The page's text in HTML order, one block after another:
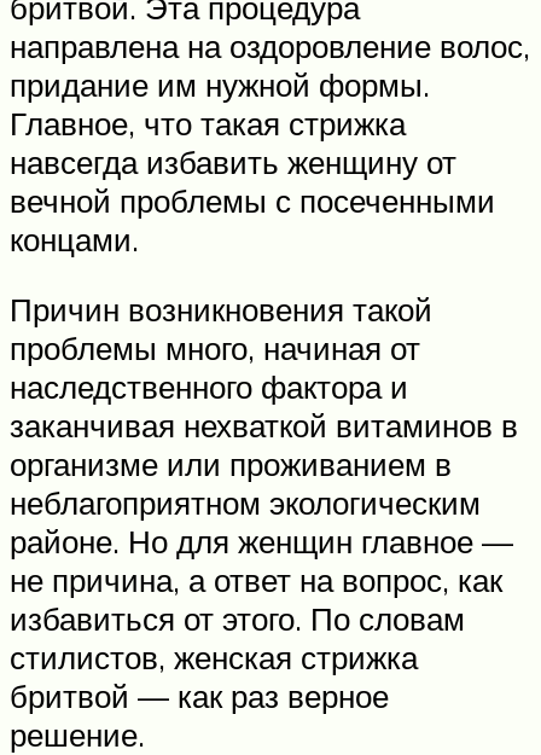
направлена на оздоровление волос,
придание им нужной формы.
Главное, что такая стрижка
навсегда избавить женщину от
вечной проблемы с посеченными
концами.
Причин возникновения такой
проблемы много, начиная от
наследственного фактора и
заканчивая нехваткой витаминов в
организме или проживанием в
неблагоприятном экологическим
районе. Но для женщин главное —
не причина, а ответ на вопрос, как
избавиться от этого. По словам
стилистов, женская стрижка
бритвой — как раз верное
решение.